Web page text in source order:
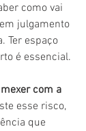
como vai
julgamento
Ter espaço
é essencial.
com a
esse risco,
que